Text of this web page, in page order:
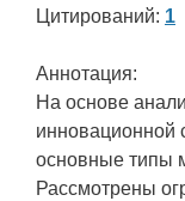
Цитирований: 1
Аннотация:
На основе
инновационной
основные типы
Рассмотрены